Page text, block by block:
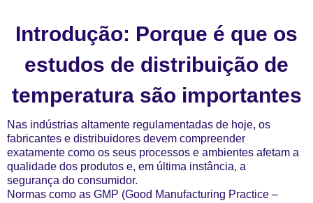
Introdução: Porque é que os
estudos de distribuição de
temperatura são importantes
Nas indústrias altamente regulamentadas de hoje, os
fabricantes e distribuidores devem compreender
exatamente como os seus processos e ambientes afetam a
qualidade dos produtos e, em última instância, a
segurança do consumidor.
Normas como as GMP (Good Manufacturing Practice –